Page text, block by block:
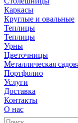
Каркасы
Круглые и овальные
Теплицы
Теплицы
Урны
Цветочницы
Металлическая
Портфолио
Услуги
Доставка
Контакты
О нас